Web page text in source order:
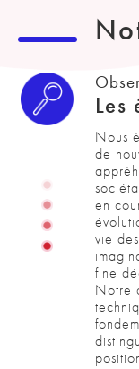
Les
Nous
de
en
vie
fine
Notre